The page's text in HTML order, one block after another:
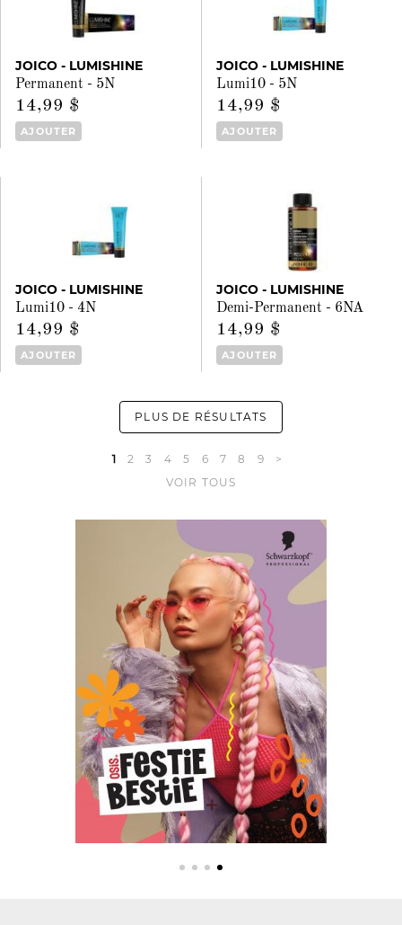
JOICO - LUMISHINE
Permanent - 5N
14,99 $
AJOUTER
JOICO - LUMISHINE
Lumi10 - 5N
14,99 $
AJOUTER
JOICO - LUMISHINE
Lumi10 - 4N
14,99 $
AJOUTER
JOICO - LUMISHINE
Demi-Permanent - 6NA
14,99 $
AJOUTER
PLUS DE RÉSULTATS
1 2 3 4 5 6 7 8 9
>
VOIR TOUS